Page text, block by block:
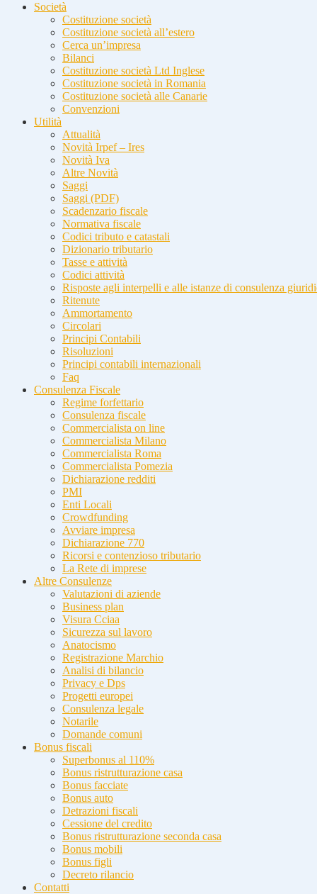
Società
Costituzione società
Costituzione società all’estero
Cerca un’impresa
Bilanci
Costituzione società Ltd Inglese
Costituzione società in Romania
Costituzione società alle Canarie
Convenzioni
Utilità
Attualità
Novità Irpef – Ires
Novità Iva
Altre Novità
Saggi
Saggi (PDF)
Scadenzario fiscale
Normativa fiscale
Codici tributo e catastali
Dizionario tributario
Tasse e attività
Codici attività
Risposte agli interpelli e alle istanze di consulenza
Ritenute
Ammortamento
Circolari
Principi Contabili
Risoluzioni
Principi contabili internazionali
Faq
Consulenza Fiscale
Regime forfettario
Consulenza fiscale
Commercialista on line
Commercialista Milano
Commercialista Roma
Commercialista Pomezia
Dichiarazione redditi
PMI
Enti Locali
Crowdfunding
Avviare impresa
Dichiarazione 770
Ricorsi e contenzioso tributario
La Rete di imprese
Altre Consulenze
Valutazioni di aziende
Business plan
Visura Cciaa
Sicurezza sul lavoro
Anatocismo
Registrazione Marchio
Analisi di bilancio
Privacy e Dps
Progetti europei
Consulenza legale
Notarile
Domande comuni
Bonus fiscali
Superbonus al 110%
Bonus ristrutturazione casa
Bonus facciate
Bonus auto
Detrazioni fiscali
Cessione del credito
Bonus ristrutturazione seconda casa
Bonus mobili
Bonus figli
Decreto rilancio
Contatti